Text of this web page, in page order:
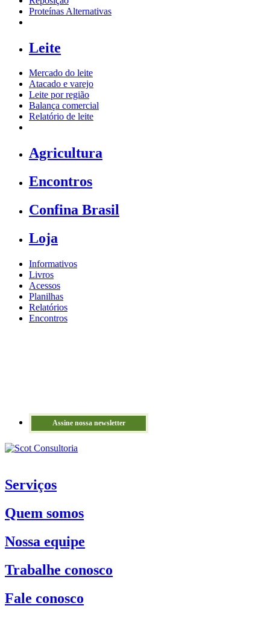
Proteínas Alternativas
Leite
Mercado do leite
Atacado e varejo
Leite por região
Balança comercial
Relatório de leite
Agricultura
Encontros
Confina Brasil
Loja
Informativos
Livros
Acessos
Planilhas
Relatórios
Encontros
Assine nossa newsletter
Serviços
Quem somos
Nossa equipe
Trabalhe conosco
Fale conosco